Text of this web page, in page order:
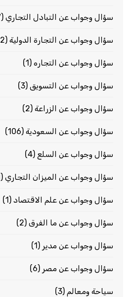
سؤال وجواب عن التبادل التجاري(7)
سؤال وجواب عن التجارة الدولية(2)
سؤال وجواب عن التجاره(1)
سؤال وجواب عن التسويق(3)
سؤال وجواب عن الزراعة(2)
سؤال وجواب عن السعودية(106)
سؤال وجواب عن السلع (4)
سؤال وجواب عن الميزان التجاري(1)
سؤال وجواب عن علم الاقتصاد(1)
سؤال وجواب عن ما الفرق(2)
سؤال وجواب عن مدير (1)
سؤال وجواب عن مصر (6)
سياحة ومعالم (3)